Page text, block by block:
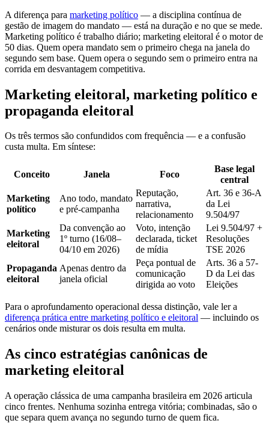
A diferença para marketing político — a disciplina contínua de
gestão de imagem do mandato — está na duração e no que se mede.
Marketing político é trabalho diário; marketing eleitoral é o motor de
50 dias. Quem opera mandato sem o primeiro chega na janela do
segundo sem base. Quem opera o segundo sem o primeiro entra na
corrida em desvantagem competitiva.
Marketing eleitoral, marketing político e
propaganda eleitoral
Os três termos são confundidos com frequência — e a confusão
custa multa. Em síntese:
Conceito Janela Foco
Base legal
central
Marketing
político
Ano todo, mandato
e pré-campanha
Reputação,
narrativa,
relacionamento
Art. 36 e 36-A
da Lei
9.504/97
Marketing
eleitoral
Da convenção ao
1º turno (16/08–
04/10 em 2026)
Voto, intenção
declarada, ticket
de mídia
Lei 9.504/97 +
Resoluções
TSE 2026
Propaganda
eleitoral
Apenas dentro da
janela oficial
Peça pontual de
comunicação
dirigida ao voto
Arts. 36 a 57-
D da Lei das
Eleições
Para o aprofundamento operacional dessa distinção, vale ler a
diferença prática entre marketing político e eleitoral — incluindo os
cenários onde misturar os dois resulta em multa.
As cinco estratégias canônicas de
marketing eleitoral
A operação clássica de uma campanha brasileira em 2026 articula
cinco frentes. Nenhuma sozinha entrega vitória; combinadas, são o
que separa quem avança no segundo turno de quem fica.